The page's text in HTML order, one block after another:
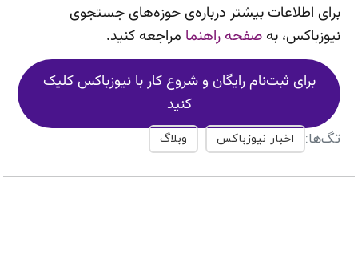
برای اطلاعات بیشتر درباره‌ی حوزه‌های جستجوی
نیوزباکس، به صفحه راهنما مراجعه کنید.
برای ثبت‌نام رایگان و شروع کار با نیوزباکس کلیک
کنید
تگ‌ها: اخبار نیوزباکس وبلاگ